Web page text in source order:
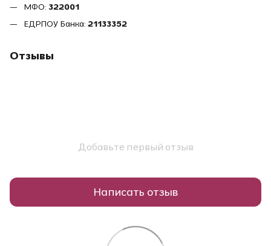
МФО: 322001
ЕДРПОУ Банка: 21133352
Отзывы
Добавьте первый отзыв
Написать отзыв